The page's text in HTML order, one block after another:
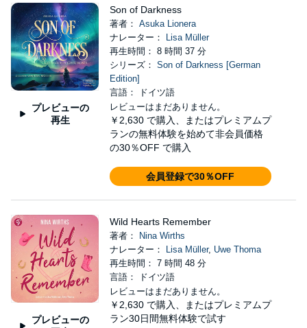
プレビューの
再生
Son of Darkness
著者： Asuka Lionera
ナレーター：
Lisa Müller
再生時間： 8 時間 37 分
シリーズ： Son of Darkness [German
Edition]
言語： ドイツ語
レビューはまだありません。
￥2,630 で購入、またはプレミアムプ
ランの無料体験を始めて非会員価格
の30％OFF で購入
会員登録で30％OFF
プレビューの
Wild Hearts Remember
著者：
Nina Wirths
ナレーター：
Lisa Müller, Uwe Thoma
再生時間： 7 時間 48 分
言語： ドイツ語
レビューはまだありません。
￥2,630 で購入、またはプレミアムプ
ラン30日間無料体験で試す